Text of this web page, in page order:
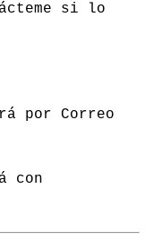
si lo
por Correo
con